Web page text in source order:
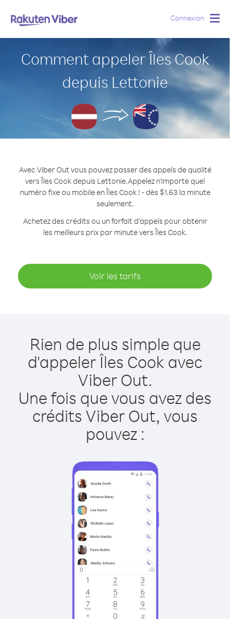
Connexion
Comment appeler Îles Cook
depuis Lettonie
Avec Viber Out vous pouvez passer des appels de qualité
vers Îles Cook depuis Lettonie.Appelez n'importe quel
numéro fixe ou mobile en Îles Cook ! - dès $1.63 la minute
seulement.
Achetez des crédits ou un forfait d’appels pour obtenir
les meilleurs prix par minute vers Îles Cook.
Voir les tarifs
Rien de plus simple que
d'appeler Îles Cook avec
Viber Out.
Une fois que vous avez des
crédits Viber Out, vous
pouvez :